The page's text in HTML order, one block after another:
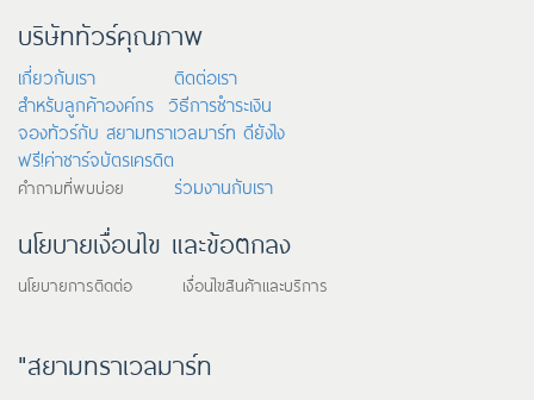
บริษัททัวร์คุณภาพ
เกี่ยวกับเรา
ติดต่อเรา
สำหรับลูกค้าองค์กร วิธีการชำระเงิน
จองทัวร์กับ สยามทราเวลมาร์ท ดียังไง
ฟรี!ค่าชาร์จบัตรเครดิต
คำถามที่พบบ่อย ร่วมงานกับเรา
นโยบายเงื่อนไข และข้อตกลง
นโยบายการติดต่อ เงื่อนไขสินค้าและบริการ
"สยามทราเวลมาร์ท